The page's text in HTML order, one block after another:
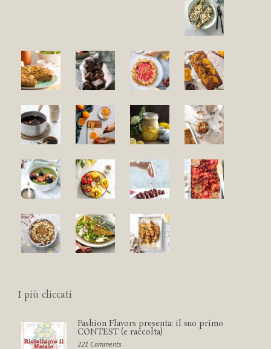
I più cliccati
Fashion Flavors presenta: il suo primo
CONTEST (e raccolta)
221 Comments